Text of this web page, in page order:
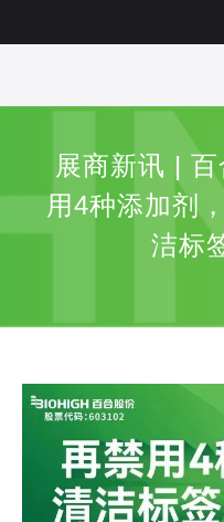
展商新讯 |
用4种添加剂
洁标